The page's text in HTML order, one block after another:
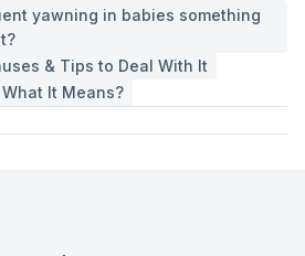
yawning in babies something
& Tips to Deal With It
It Means?